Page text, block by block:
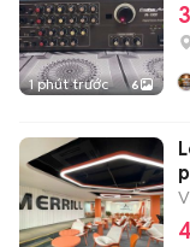
1 phút trước 6